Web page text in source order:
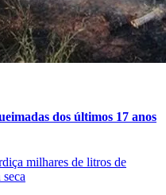
dos últimos 17 anos